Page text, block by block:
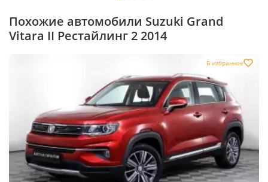
Похожие автомобили Suzuki Grand
Vitara II Рестайлинг 2 2014
В избранное